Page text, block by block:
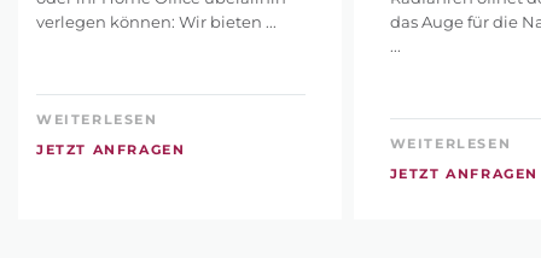
verlegen können: Wir bieten ...
WEITERLESEN
JETZT ANFRAGEN
das Auge für die
...
WEITERLESEN
JETZT ANFRAGEN